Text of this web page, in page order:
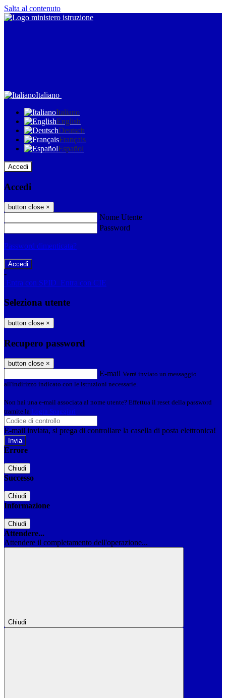
Salta al contenuto
Italiano
Italiano
English
Deutsch
Français
Español
Accedi
Accedi
button close ×
Nome Utente
Password
Password dimenticata?
-
Entra con SPID Entra con CIE
Seleziona utente
button close ×
Recupero password
button close ×
E-mail Verrà inviato un messaggio
all'indirizzo indicato con le istruzioni necessarie.
Non hai una e-mail associata al nome utente? Effettua il reset della password
tramite la Login Spaggiari
E-mail inviata, si prega di controllare la casella di posta elettronica!
Errore
Chiudi
Successo
Chiudi
Informazione
Chiudi
Attendere...
Attendere il completamento dell'operazione...
Chiudi